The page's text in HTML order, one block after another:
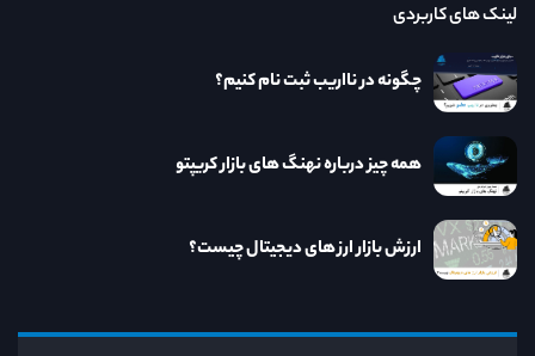
لینک های کاربردی
چگونه در نااریب ثبت نام کنیم؟
همه چیز درباره نهنگ های بازار کریپتو
ارزش بازار ارز های دیجیتال چیست؟